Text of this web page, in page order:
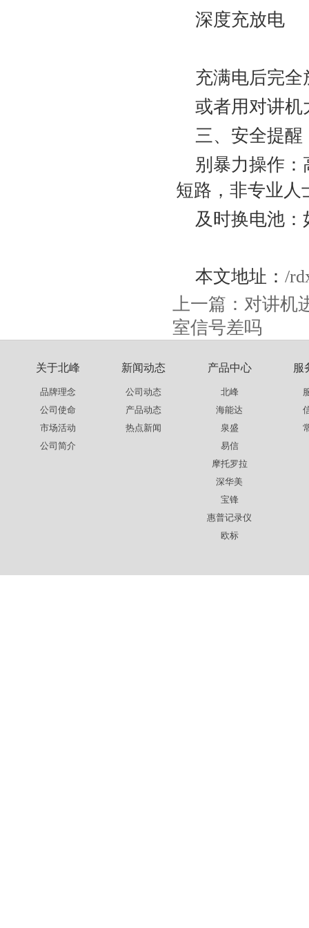
‌深度充放电‌
充满电后完全
或者用对讲机
三、安全提醒
别暴力操作‌
短路，非专业人
及时换电池‌
本文地址： /
上一篇： 对讲机
室信号差吗
关于北峰
品牌理念
公司使命
市场活动
公司简介
新闻动态
公司动态
产品动态
热点新闻
产品中心
北峰
海能达
泉盛
易信
摩托罗拉
深华美
宝锋
惠普记录仪
欧标
服